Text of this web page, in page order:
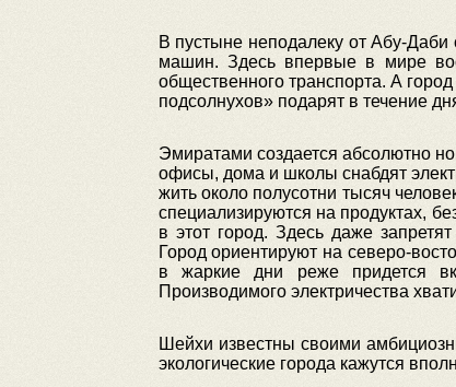
В пустыне неподалеку от Абу-
машин. Здесь впервые в мире
общественного транспорта. А
подсолнухов» подарят в течение
Эмиратами создается абсолютно
офисы, дома и школы снабдят
жить около полусотни тысяч
специализируются на продуктах,
в этот город. Здесь даже
Город ориентируют на северо-
в жаркие дни реже придется
Производимого электричества
Шейхи известны своими
экологические города кажутся